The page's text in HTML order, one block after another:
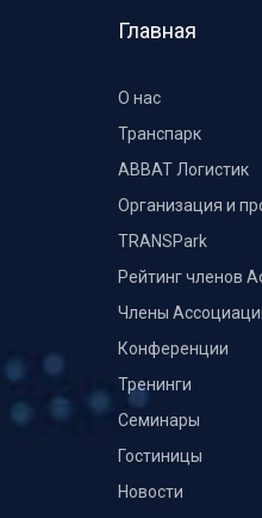
Главная
О нас
Транспарк
ABBAT Логистик
Организация и
TRANSPark
Рейтинг членов
Члены
Конференции
Тренинги
Семинары
Гостиницы
Новости